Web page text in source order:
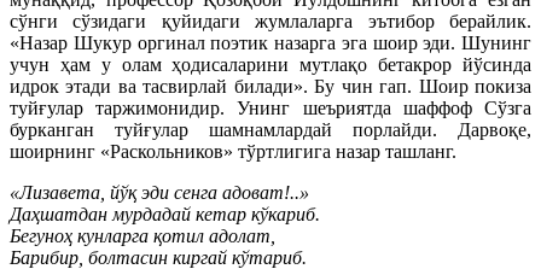
сўнги сўзидаги қуйидаги жумлаларга эътибор берайлик.
«Назар Шукур оргинал поэтик назарга эга шоир эди. Шунинг
учун ҳам у олам ҳодисаларини мутлақо бетакрор йўсинда
идрок этади ва тасвирлай билади». Бу чин гап. Шоир покиза
туйғулар таржимонидир. Унинг шеъриятда шаффоф Сўзга
бурканган туйғулар шамнамлардай порлайди. Дарвоқе,
шоирнинг «Раскольников» тўртлигига назар ташланг.
«Лизавета, йўқ эди сенга адоват!..»
Даҳшатдан мурдадай кетар кўкариб.
Бегуноҳ кунларга қотил адолат,
Барибир, болтасин киргай кўтариб.